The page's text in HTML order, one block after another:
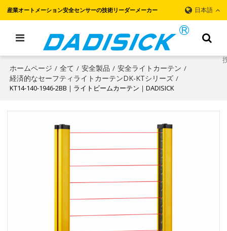
産業オートメーション安全センサーの技術リーダーメーカー 日本語
ホームページ / 全て / 安全製品 / 安全ライトカーテン /
経済的なセーフティライトカーテンDK-KTシリーズ /
KT14-140-1946-2BB｜ライトビームカーテン｜DADISICK